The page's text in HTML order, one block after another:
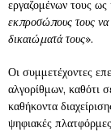
εργαζομένων τους
εκπροσώπους τους να
δικαιώματά τους».
Οι συμμετέχοντες
αλγορίθμων, καθότι
καθήκοντα
ψηφιακές